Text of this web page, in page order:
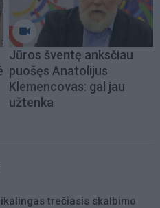
Jūros šventę anksčiau
puošęs Anatolijus
Klemencovas: gal jau
užtenka
trečiasis skalbimo